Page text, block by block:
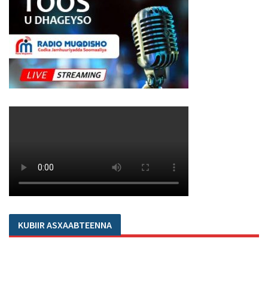
KUBIIR ASXAABTEENNA